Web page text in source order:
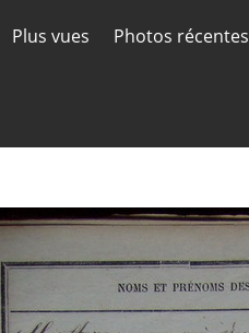
Plus vues Photos récentes